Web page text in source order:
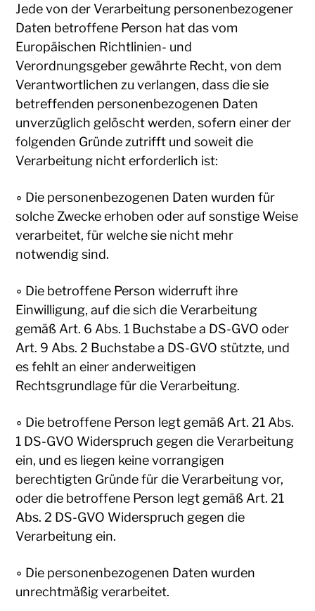
Jede von der Verarbeitung personenbezogener
Daten betroffene Person hat das vom
Europäischen Richtlinien- und
Verordnungsgeber gewährte Recht, von dem
Verantwortlichen zu verlangen, dass die sie
betreffenden personenbezogenen Daten
unverzüglich gelöscht werden, sofern einer der
folgenden Gründe zutrifft und soweit die
Verarbeitung nicht erforderlich ist:
◦ Die personenbezogenen Daten wurden für
solche Zwecke erhoben oder auf sonstige Weise
verarbeitet, für welche sie nicht mehr
notwendig sind.
◦ Die betroffene Person widerruft ihre
Einwilligung, auf die sich die Verarbeitung
gemäß Art. 6 Abs. 1 Buchstabe a DS-GVO oder
Art. 9 Abs. 2 Buchstabe a DS-GVO stützte, und
es fehlt an einer anderweitigen
Rechtsgrundlage für die Verarbeitung.
◦ Die betroffene Person legt gemäß Art. 21 Abs.
1 DS-GVO Widerspruch gegen die Verarbeitung
ein, und es liegen keine vorrangigen
berechtigten Gründe für die Verarbeitung vor,
oder die betroffene Person legt gemäß Art. 21
Abs. 2 DS-GVO Widerspruch gegen die
Verarbeitung ein.
◦ Die personenbezogenen Daten wurden
unrechtmäßig verarbeitet.